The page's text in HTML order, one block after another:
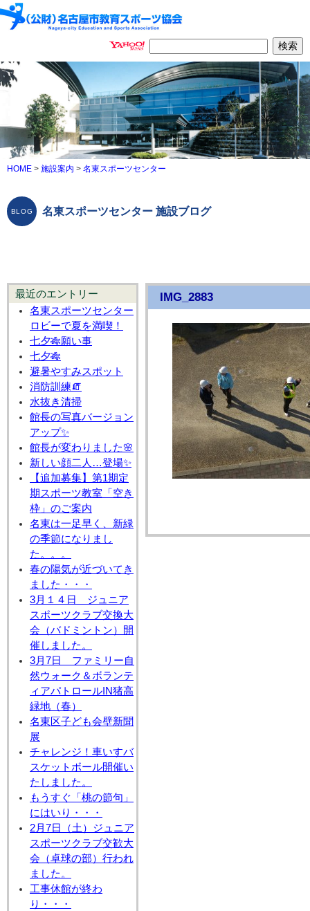
HOME > 施設案内 > 名東スポーツセンター
名東スポーツセンター 施設ブログ
最近のエントリー
名東スポーツセンター
ロビーで夏を満喫！
七夕🎋願い事
七夕🎋
避暑やすみスポット
消防訓練🧯
水抜き清掃
館長の写真バージョン
アップ✨
館長が変わりました🌸
新しい顔二人…登場✨
【追加募集】第1期定
期スポーツ教室「空き
枠」のご案内
名東は一足早く、新緑
の季節になりまし
た。。。
春の陽気が近づいてき
ました・・・
3月１４日 ジュニア
スポーツクラブ交換大
会（バドミントン）開
催しました。
3月7日 ファミリー自
然ウォーク＆ボランテ
ィアパトロールIN猪高
緑地（春）
名東区子ども会壁新聞
展
チャレンジ！車いすバ
スケットボール開催い
たしました。
もうすぐ「桃の節句」
にはいり・・・
2月7日（土）ジュニア
スポーツクラブ交歓大
会（卓球の部）行われ
ました。
工事休館が終わ
り・・・
IMG_2883